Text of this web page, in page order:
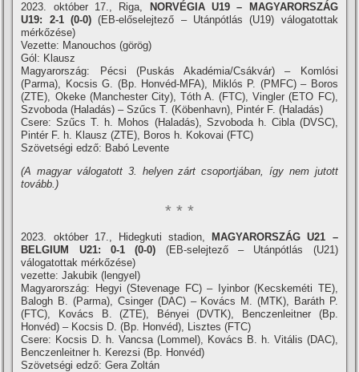
2023. október 17., Riga,
NORVÉGIA U19 – MAGYARORSZÁG
U19: 2-1 (0-0) (EB-előselejtező – Utánpótlás (U19) válogatottak
mérkőzése)
Vezette: Manouchos (görög)
Gól: Klausz
Magyarország: Pécsi (Puskás Akadémia/Csákvár) – Komlósi
(Parma), Kocsis G. (Bp. Honvéd-MFA), Miklós P. (PMFC) – Boros
(ZTE), Okeke (Manchester City), Tóth A. (FTC), Vingler (ETO FC),
Szvoboda (Haladás) – Szűcs T. (Köbenhavn), Pintér F. (Haladás)
Csere: Szűcs T. h. Mohos (Haladás), Szvoboda h. Cibla (DVSC),
Pintér F. h. Klausz (ZTE), Boros h. Kokovai (FTC)
Szövetségi edző: Babó Levente
(A magyar válogatott 3. helyen zárt csoportjában, így nem jutott
tovább.)
* * *
2023. október 17., Hidegkuti stadion,
MAGYARORSZÁG U21 –
BELGIUM U21: 0-1 (0-0) (EB-selejtező – Utánpótlás (U21)
válogatottak mérkőzése)
vezette: Jakubik (lengyel)
Magyarország: Hegyi (Stevenage FC) – Iyinbor (Kecskeméti TE),
Balogh B. (Parma), Csinger (DAC) – Kovács M. (MTK), Baráth P.
(FTC), Kovács B. (ZTE), Bényei (DVTK), Benczenleitner (Bp.
Honvéd) – Kocsis D. (Bp. Honvéd), Lisztes (FTC)
Csere: Kocsis D. h. Vancsa (Lommel), Kovács B. h. Vitális (DAC),
Benczenleitner h. Kerezsi (Bp. Honvéd)
Szövetségi edző: Gera Zoltán